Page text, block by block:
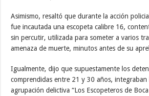
Asimismo, resaltó que durante la acción
fue incautada una escopeta calibre 16,
sin percutir, utilizada para someter a varios
amenaza de muerte, minutos antes de su
Igualmente, dijo que supuestamente los
comprendidas entre 21 y 30 años, integraban
agrupación delictiva “Los Escopeteros de